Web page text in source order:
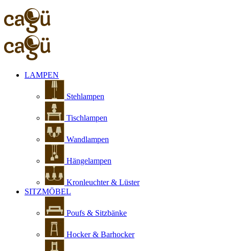
LAMPEN
Stehlampen
Tischlampen
Wandlampen
Hängelampen
Kronleuchter & Lüster
SITZMÖBEL
Poufs & Sitzbänke
Hocker & Barhocker